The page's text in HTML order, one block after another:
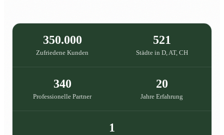
350.000
Zufriedene Kunden
521
Städte in D, AT, CH
340
Professionelle Partner
20
Jahre Erfahrung
1